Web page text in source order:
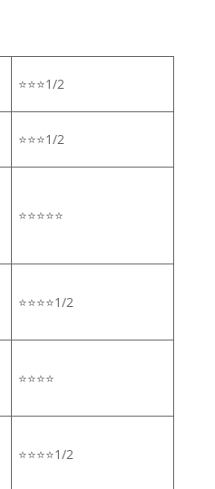
⭐⭐⭐1/2
⭐⭐⭐1/2
⭐⭐⭐⭐⭐
⭐⭐⭐⭐1/2
⭐⭐⭐⭐
⭐⭐⭐⭐1/2